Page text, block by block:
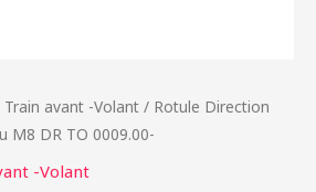
Train avant -Volant / Rotule Direction
M8 DR TO 0009.00-
-Volant